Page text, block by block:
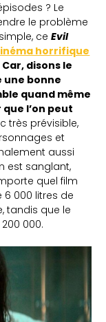
? Le
le problème
ceEvil
horrifique
disons le
une bonne
quand même
l’on peut
très prévisible,
et
aussi
est sanglant,
quel film
000 litres de
tandis que le
000.